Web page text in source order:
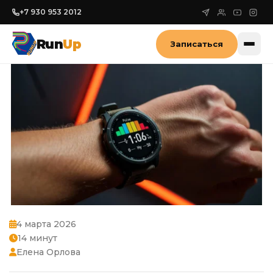
+7 930 953 2012
RunUp Записаться
4 марта 2026
14 минут
Елена Орлова